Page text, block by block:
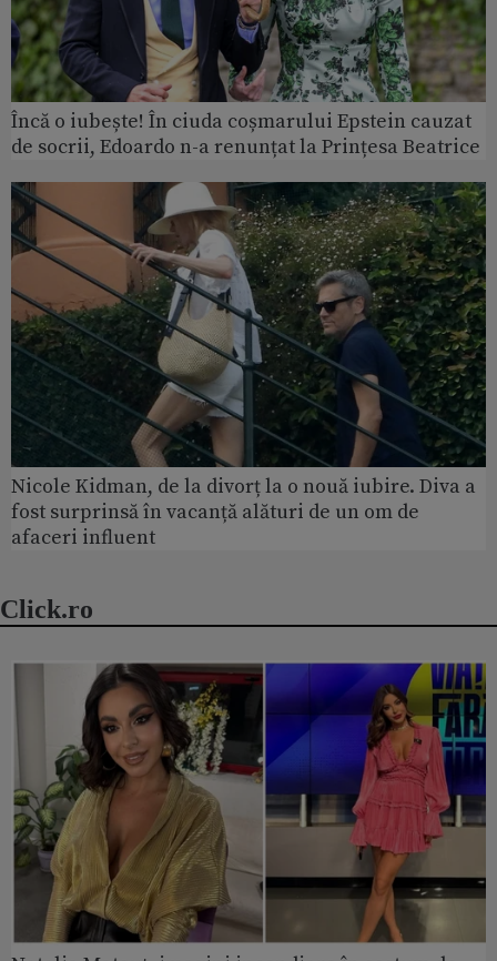
Încă o iubește! În ciuda coșmarului Epstein cauzat
de socrii, Edoardo n-a renunțat la Prințesa Beatrice
Nicole Kidman, de la divorț la o nouă iubire. Diva a
fost surprinsă în vacanță alături de un om de
afaceri influent
Click.ro